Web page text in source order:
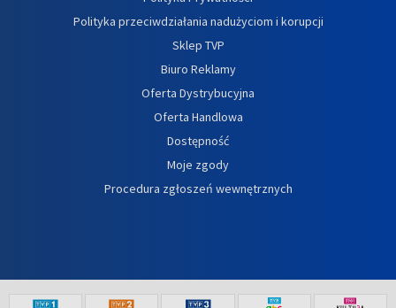
Polityka przeciwdziałania nadużyciom i korupcji
Sklep TVP
Biuro Reklamy
Oferta Dystrybucyjna
Oferta Handlowa
Dostępność
Moje zgody
Procedura zgłoszeń wewnętrznych